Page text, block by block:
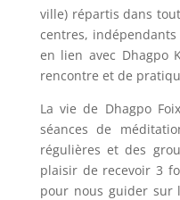
ville) répartis dans
centres,
en lien avec Dhagpo
rencontre et de
La vie de Dhagpo
séances de
régulières et des
plaisir de recevoir 3
pour nous guider sur